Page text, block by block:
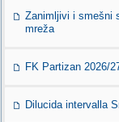
Zanimljivi i smešni
mreža
FK Partizan 2026/
Dilucida intervalla